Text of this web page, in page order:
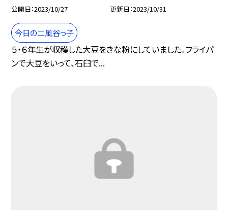
公開日 2023/10/27 更新日 2023/10/31
今日の二風谷っ子
５・６年生が収穫した大豆をきな粉にしていました。フライパ
ンで大豆をいって、石臼で...